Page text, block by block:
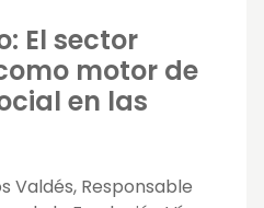
El sector
motor de
en las
Valdés, Responsable